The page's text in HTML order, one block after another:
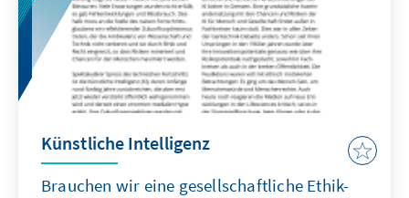
Künstliche Intelligenz
Brauchen wir eine gesellschaftliche Ethik-